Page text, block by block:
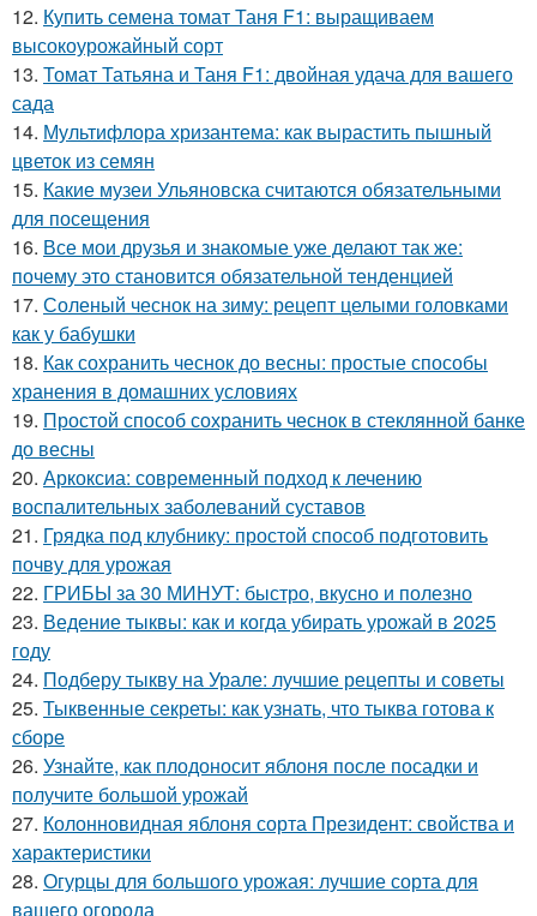
12. Купить семена томат Таня F1: выращиваем
высокоурожайный сорт
13. Томат Татьяна и Таня F1: двойная удача для вашего
сада
14. Мультифлора хризантема: как вырастить пышный
цветок из семян
15. Какие музеи Ульяновска считаются обязательными
для посещения
16. Все мои друзья и знакомые уже делают так же:
почему это становится обязательной тенденцией
17. Соленый чеснок на зиму: рецепт целыми головками
как у бабушки
18. Как сохранить чеснок до весны: простые способы
хранения в домашних условиях
19. Простой способ сохранить чеснок в стеклянной банке
до весны
20. Аркоксиа: современный подход к лечению
воспалительных заболеваний суставов
21. Грядка под клубнику: простой способ подготовить
почву для урожая
22. ГРИБЫ за 30 МИНУТ: быстро, вкусно и полезно
23. Ведение тыквы: как и когда убирать урожай в 2025
году
24. Подберу тыкву на Урале: лучшие рецепты и советы
25. Тыквенные секреты: как узнать, что тыква готова к
сборе
26. Узнайте, как плодоносит яблоня после посадки и
получите большой урожай
27. Колонновидная яблоня сорта Президент: свойства и
характеристики
28. Огурцы для большого урожая: лучшие сорта для
вашего огорода